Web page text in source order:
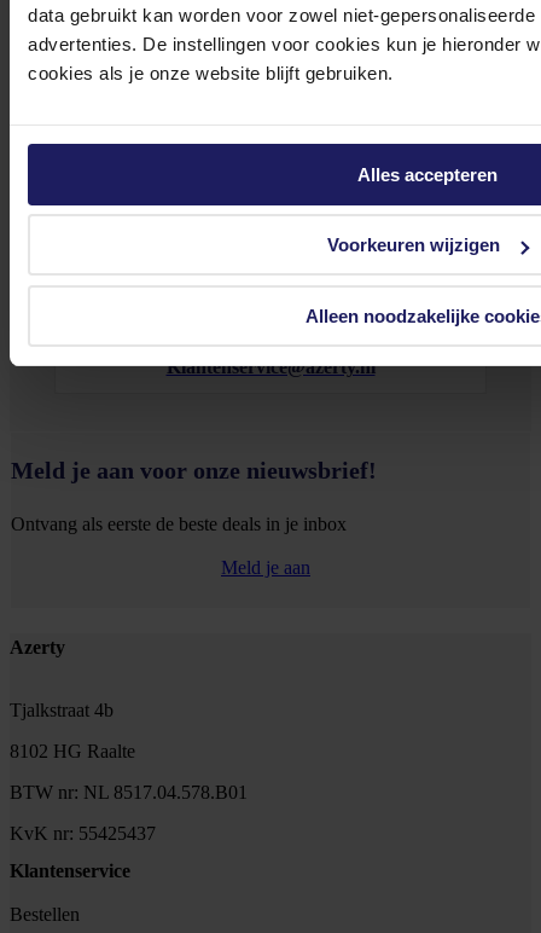
data gebruikt kan worden voor zowel niet-
advertenties. De instellingen voor cookies kun je hieronder
cookies als je onze website blijft gebruiken.
Alles accepteren
Voorkeuren wijzigen
Alleen noodzakelijke
Bekijk onze veelgestelde vragen
Klantenservice@azerty.nl
Meld je aan voor onze nieuwsbrief!
Ontvang als eerste de beste deals in je inbox
Meld je aan
Footer
Azerty
Tjalkstraat 4b
8102 HG Raalte
BTW nr: NL 8517.04.578.B01
KvK nr: 55425437
Klantenservice
Bestellen